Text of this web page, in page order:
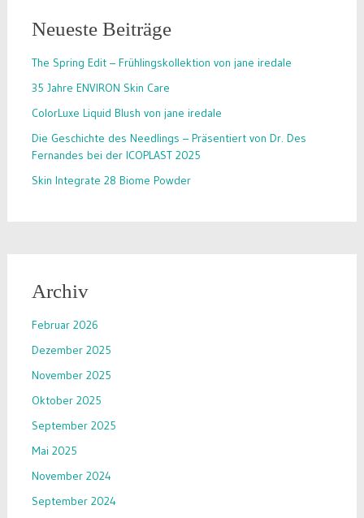
Neueste Beiträge
The Spring Edit – Frühlingskollektion von jane iredale
35 Jahre ENVIRON Skin Care
ColorLuxe Liquid Blush von jane iredale
Die Geschichte des Needlings – Präsentiert von Dr. Des
Fernandes bei der ICOPLAST 2025
Skin Integrate 28 Biome Powder
Archiv
Februar 2026
Dezember 2025
November 2025
Oktober 2025
September 2025
Mai 2025
November 2024
September 2024